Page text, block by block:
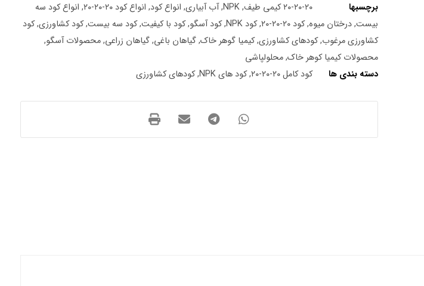
برچسبها ۲۰-۲۰-۲۰ کیمی طیف ,
NPK
,آب آبیاری, انواع کود, انواع کود ۲۰-۲۰-۲۰ , انواع کود سه
بیست,درختان میوه,کود ۲۰-۲۰-۲۰ ,کود NPK ,کود آسگو,کود با کیفیت,کود سه بیست,کود کشاورزی,کود
کشاورزی مرغوب,کودهای کشاورزی,کیمیا گوهر خاک,گیاهان باغی,گیاهان زراعی,محصولات آسگو,
محصولات کیمیا کوهر خاک,محلولپاشی
دسته بندی ها
کود کامل ۲۰-۲۰-۲۰ ,کود های NPK ,کودهای کشاورزی